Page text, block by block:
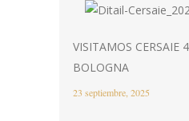
VISITAMOS CERSAIE
BOLOGNA
23 septiembre, 2025